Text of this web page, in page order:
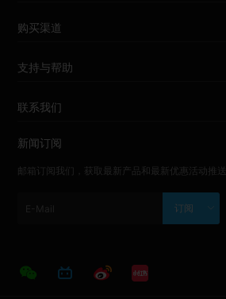
购买渠道
支持与帮助
联系我们
新闻订阅
邮箱订阅我们，获取最新产品和最新优惠活动推送
订阅